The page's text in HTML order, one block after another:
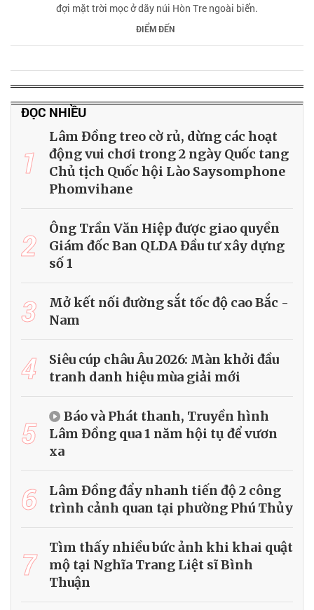
đợi mặt trời mọc ở dãy núi Hòn Tre ngoài biển.
ĐIỂM ĐẾN
ĐỌC NHIỀU
1
Lâm Đồng treo cờ rủ, dừng các hoạt
động vui chơi trong 2 ngày Quốc tang
Chủ tịch Quốc hội Lào Saysomphone
Phomvihane
2
Ông Trần Văn Hiệp được giao quyền
Giám đốc Ban QLDA Đầu tư xây dựng
số 1
3
Mở kết nối đường sắt tốc độ cao Bắc -
Nam
4
Siêu cúp châu Âu 2026: Màn khởi đầu
tranh danh hiệu mùa giải mới
5
Báo và Phát thanh, Truyền hình
Lâm Đồng qua 1 năm hội tụ để vươn
xa
6
Lâm Đồng đẩy nhanh tiến độ 2 công
trình cảnh quan tại phường Phú Thủy
7
Tìm thấy nhiều bức ảnh khi khai quật
mộ tại Nghĩa Trang Liệt sĩ Bình
Thuận